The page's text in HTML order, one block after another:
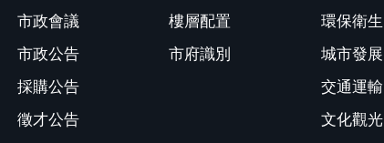
市政會議
市政公告
採購公告
徵才公告
樓層配置
市府識別
環保衛生
城市發展
交通運輸
文化觀光